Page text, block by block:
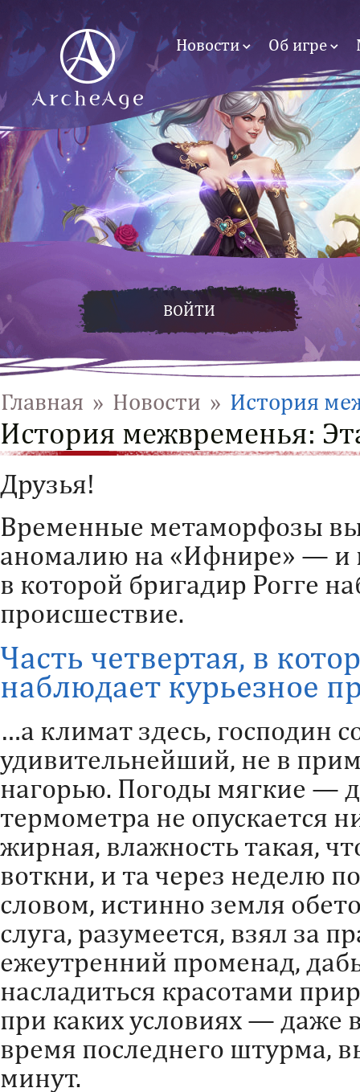
Новости Об игре
ВОЙТИ
Главная » Новости » История
История межвременья:
Друзья!
Временные метаморфозы
аномалию на «Ифнире» — и
в которой бригадир Рогге
происшествие.
Часть четвертая, в
наблюдает курьезное
…а климат здесь, господин
удивительнейший, не в
нагорью. Погоды мягкие —
термометра не опускается
жирная, влажность такая,
воткни, и та через неделю
словом, истинно земля
слуга, разумеется, взял за
ежеутренний променад,
насладиться красотами
при каких условиях — даже
время последнего штурма,
минут.